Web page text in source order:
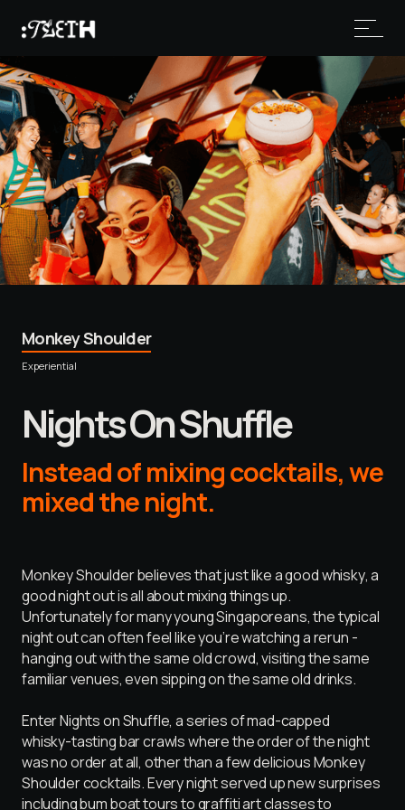
Monkey Shoulder
Experiential
NightsOnShuffle
Insteadofmixingcocktails,we
mixedthenight.
MonkeyShoulderbelievesthatjustlikeagoodwhisky, a
goodnightoutisallaboutmixingthingsup.
UnfortunatelyformanyyoungSingaporeans,thetypical
nightoutcanoftenfeellikeyou’rewatchingarerun -
hangingoutwiththesameoldcrowd,visitingthesame
familiarvenues,evensippingonthesameolddrinks.
EnterNightsonShuffle, aseriesofmad-capped
whisky-tastingbarcrawlswheretheorderofthenight
wasnoorderatall, otherthanafewdeliciousMonkey
Shouldercocktails.Everynightservedupnewsurprises
includingbumboattourstograffitiartclassesto